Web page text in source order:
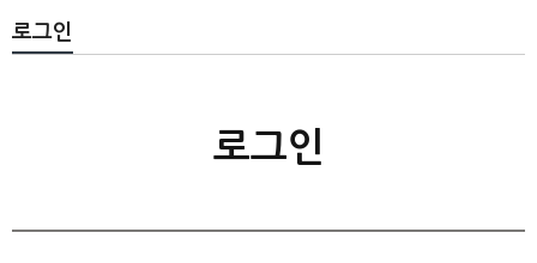
로그인
로그인